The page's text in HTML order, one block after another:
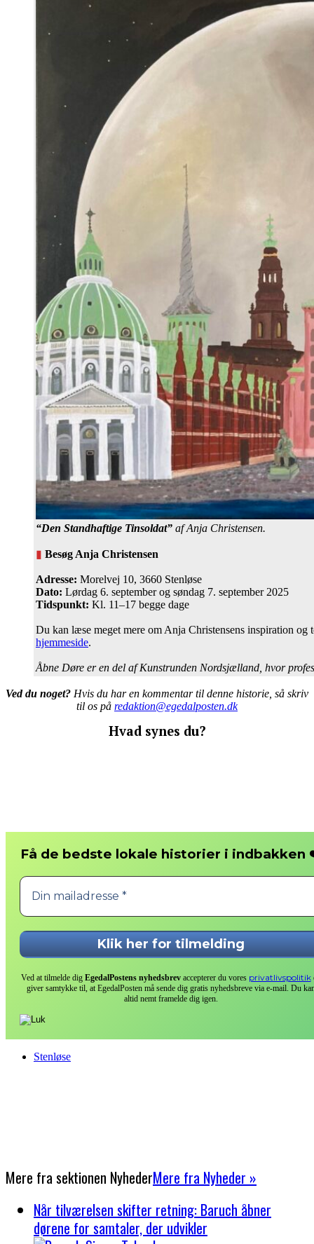
“Den Standhaftige Tinsoldat” af Anja Christensen.
▮ Besøg Anja Christensen
Adresse: Morelvej 10, 3660 Stenløse
Dato: Lørdag 6. september og søndag 7. september 2025
Tidspunkt: Kl. 11–17 begge dage
Du kan læse meget mere om Anja Christensens inspiration og
hjemmeside.
Åbne Døre er en del af Kunstrunden Nordsjælland, hvor
Ved du noget? Hvis du har en kommentar til denne historie, så skriv
til os på redaktion@egedalposten.dk
Hvad synes du?
Få de bedste lokale historier i indbakken
Ved at tilmelde dig EgedalPostens nyhedsbrevaccepterer du vores privatlivspolitik
giver samtykke til, at EgedalPosten må sende dig gratis nyhedsbreve via e-mail. Du
altid nemt framelde dig igen.
Stenløse
Mere fra sektionen NyhederMere fra Nyheder »
Når tilværelsen skifter retning: Baruch åbner
dørene for samtaler, der udvikler